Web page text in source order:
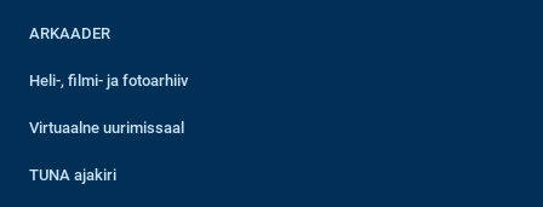
ARKAADER
Heli-, filmi- ja fotoarhiiv
Virtuaalne uurimissaal
TUNA ajakiri